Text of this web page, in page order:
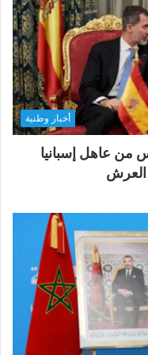
أخبار وطنية
من عاهل إسبانيا
العرش